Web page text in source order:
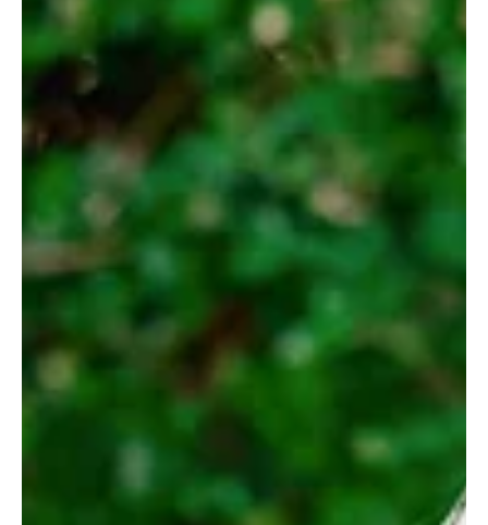
Escritor Invitado
Hacer discípulos: Comparte la visión
Parte siete: Después de escuchar el kerigma, la buena nueva
salvadora del evangelio, y tomar la decisión de seguir a Cristo, la
persona que está siendo acompañada necesita comprender lo